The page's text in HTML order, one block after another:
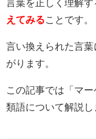
言葉を正しく理解
えてみることです。
言い換えられた言
がります。
この記事では「マ
類語について解説し